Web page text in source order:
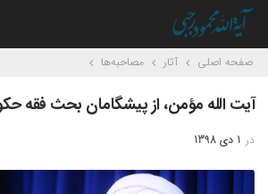
صفحه اصلی آثار مصاحبه‌ها
آیت الله مؤمن، از پیشگامان بحث فقه
در 1 دی 1398